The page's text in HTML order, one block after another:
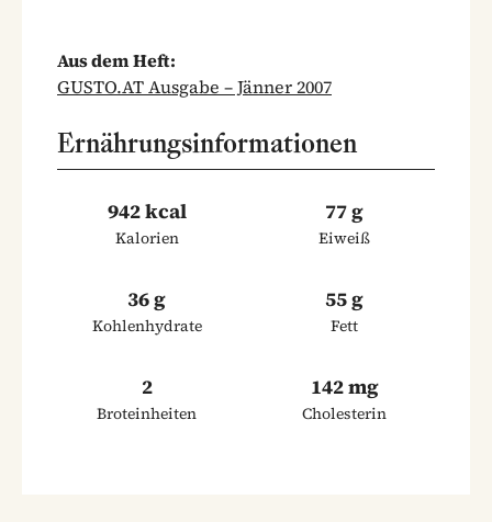
Aus dem Heft:
GUSTO.AT Ausgabe – Jänner 2007
Ernährungsinformationen
942 kcal
Kalorien
77 g
Eiweiß
36 g
Kohlenhydrate
55 g
Fett
2
Broteinheiten
142 mg
Cholesterin